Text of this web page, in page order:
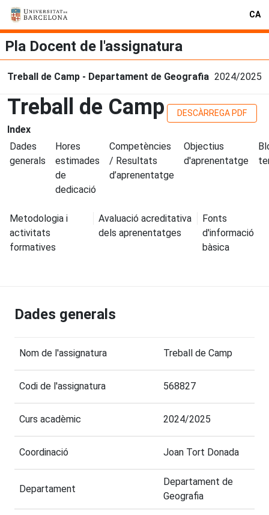
CA
Pla Docent de l'assignatura
Treball de Camp - Departament de Geografia 2024/2025
Treball de Camp DESCÀRREGA PDF
Index
Dades
generals
Hores
estimades
de
dedicació
Competències
/ Resultats
d’aprenentatge
Objectius
d'aprenentatge
Metodologia i
activitats
formatives
Avaluació acreditativa
dels aprenentatges
Fonts
d'informació
bàsica
Dades generals
Nom de l'assignatura Treball de Camp
Codi de l'assignatura 568827
Curs acadèmic 2024/2025
Coordinació Joan Tort Donada
Departament
Departament de
Geografia